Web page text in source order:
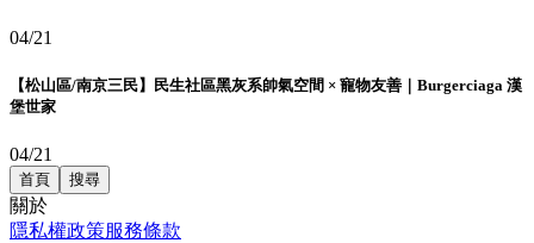
04/21
【松山區/南京三民】民生社區黑灰系帥氣空間 × 寵物友善｜Burgerciaga 漢
堡世家
04/21
首頁 搜尋
關於
隱私權政策服務條款